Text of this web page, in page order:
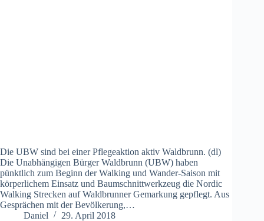
Die UBW sind bei einer Pflegeaktion aktiv Waldbrunn. (dl)
Die Unabhängigen Bürger Waldbrunn (UBW) haben
pünktlich zum Beginn der Walking und Wander-Saison mit
körperlichem Einsatz und Baumschnittwerkzeug die Nordic
Walking Strecken auf Waldbrunner Gemarkung gepflegt. Aus
Gesprächen mit der Bevölkerung,…
Daniel
29. April 2018